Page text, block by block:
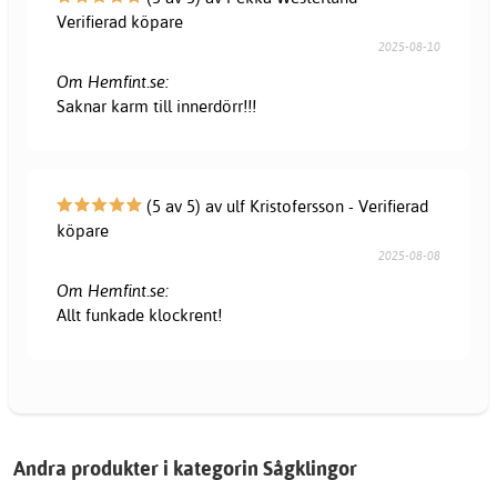
Verifierad köpare
2025-08-10
Om Hemfint.se:
Saknar karm till innerdörr!!!
(5 av 5) av ulf Kristofersson - Verifierad
köpare
2025-08-08
Om Hemfint.se:
Allt funkade klockrent!
Andra produkter i kategorin Sågklingor